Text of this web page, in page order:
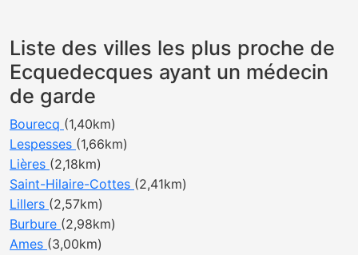
Liste des villes les plus proche de
Ecquedecques ayant un médecin
de garde
Bourecq (1,40km)
Lespesses (1,66km)
Lières (2,18km)
Saint-Hilaire-Cottes (2,41km)
Lillers (2,57km)
Burbure (2,98km)
Ames (3,00km)